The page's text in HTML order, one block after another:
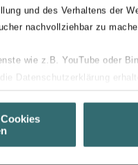
und des Verhaltens der
nachvollziehbar zu
wie z.B. YouTube oder
Datenschutzerklärung
um Ihnen die bestmögliche
zur Verfügung zu stellen.